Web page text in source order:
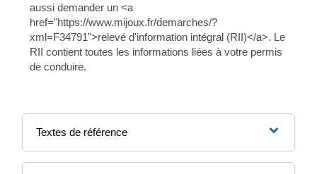
aussi demander un <a
href="https://www.mijoux.fr/demarches/?
xml=F34791">relevé d'information intégral (RII)</a>. Le
RII contient toutes les informations liées à votre permis
de conduire.
Textes de référence